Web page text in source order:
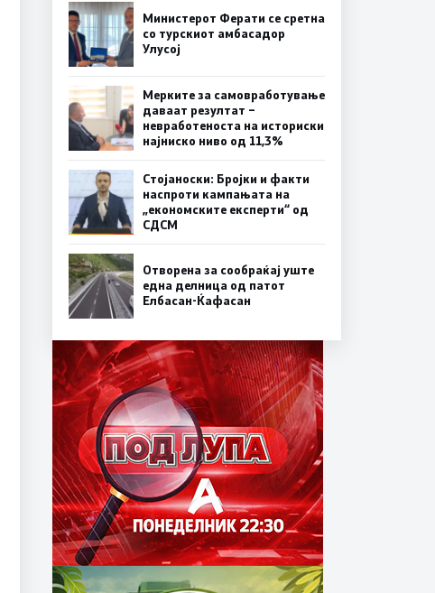
Министерот Ферати се сретна
со турскиот амбасадор
Улусој
Мерките за самовработување
даваат резултат –
невработеноста на историски
најниско ниво од 11,3%
Стојаноски: Бројки и факти
наспроти кампањата на
„економските експерти“ од
СДСM
Отворена за сообраќај уште
една делница од патот
Елбасан-Ќафасан